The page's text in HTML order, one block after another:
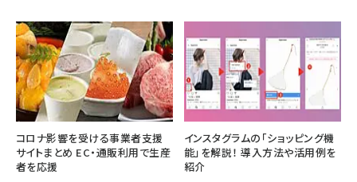
コロナ影響を受ける事業者支援
サイトまとめ EC・通販利用で生産
者を応援
インスタグラムの「ショッピング機
能」を解説！ 導入方法や活用例を
紹介